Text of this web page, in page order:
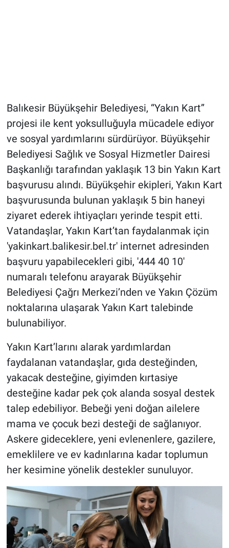
Balıkesir Büyükşehir Belediyesi, “Yakın Kart”
projesi ile kent yoksulluğuyla mücadele ediyor
ve sosyal yardımlarını sürdürüyor. Büyükşehir
Belediyesi Sağlık ve Sosyal Hizmetler Dairesi
Başkanlığı tarafından yaklaşık 13 bin Yakın Kart
başvurusu alındı. Büyükşehir ekipleri, Yakın Kart
başvurusunda bulunan yaklaşık 5 bin haneyi
ziyaret ederek ihtiyaçları yerinde tespit etti.
Vatandaşlar, Yakın Kart’tan faydalanmak için
'yakinkart.balikesir.bel.tr' internet adresinden
başvuru yapabilecekleri gibi, '444 40 10'
numaralı telefonu arayarak Büyükşehir
Belediyesi Çağrı Merkezi’nden ve Yakın Çözüm
noktalarına ulaşarak Yakın Kart talebinde
bulunabiliyor.
Yakın Kart’larını alarak yardımlardan
faydalanan vatandaşlar, gıda desteğinden,
yakacak desteğine, giyimden kırtasiye
desteğine kadar pek çok alanda sosyal destek
talep edebiliyor. Bebeği yeni doğan ailelere
mama ve çocuk bezi desteği de sağlanıyor.
Askere gideceklere, yeni evlenenlere, gazilere,
emeklilere ve ev kadınlarına kadar toplumun
her kesimine yönelik destekler sunuluyor.